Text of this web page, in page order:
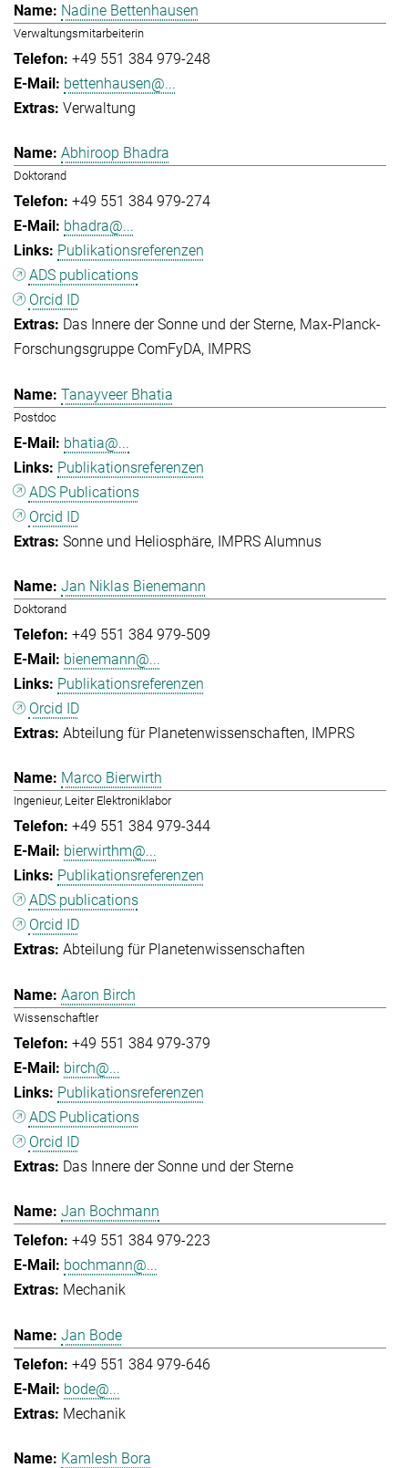
Nadine Bettenhausen
Verwaltungsmitarbeiterin
+49 551 384 979-248
bettenhausen@...
Verwaltung
Abhiroop Bhadra
Doktorand
+49 551 384 979-274
bhadra@...
Publikationsreferenzen
ADS publications
Orcid ID
Das Innere der Sonne und der Sterne Max-Planck-
Forschungsgruppe ComFyDA
IMPRS
Tanayveer Bhatia
Postdoc
bhatia@...
Publikationsreferenzen
ADS Publications
Orcid ID
Sonne und Heliosphäre IMPRS Alumnus
Jan Niklas Bienemann
Doktorand
+49 551 384 979-509
bienemann@...
Publikationsreferenzen
Orcid ID
Abteilung für Planetenwissenschaften IMPRS
Marco Bierwirth
Ingenieur, Leiter Elektroniklabor
+49 551 384 979-344
bierwirthm@...
Publikationsreferenzen
ADS publications
Orcid ID
Abteilung für Planetenwissenschaften
Aaron Birch
Wissenschaftler
+49 551 384 979-379
birch@...
Publikationsreferenzen
ADS Publications
Orcid ID
Das Innere der Sonne und der Sterne
Jan Bochmann
+49 551 384 979-223
bochmann@...
Mechanik
Jan Bode
+49 551 384 979-646
bode@...
Mechanik
Kamlesh Bora